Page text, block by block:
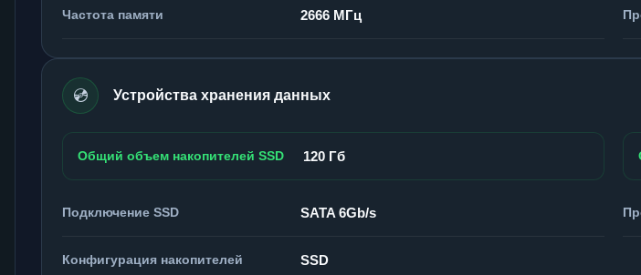
Частота памяти 2666 МГц
💿 Устройства хранения данных
Общий объем накопителей SSD 120 Гб
Подключение SSD SATA 6Gb/s
Конфигурация накопителей SSD